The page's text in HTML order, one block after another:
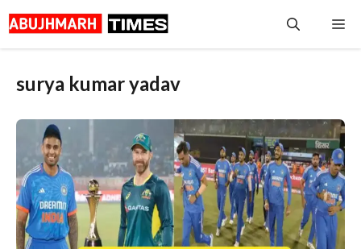
to
surya kumar yadav